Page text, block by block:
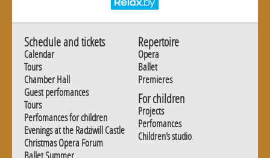
Schedule and tickets
Calendar
Tours
Chamber Hall
Guest perfomances
Tours
Perfomances for children
Evenings at the Radziwill Castle
Christmas Opera Forum
Repertoire
Opera
Ballet
Premieres
For children
Projects
Perfomances
Children's studio